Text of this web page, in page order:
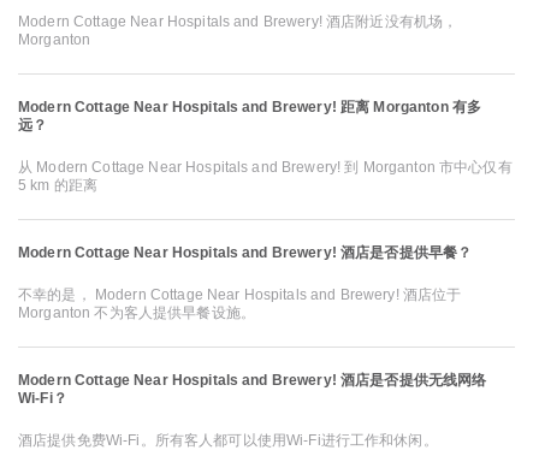
Modern Cottage Near Hospitals and Brewery! 酒店附近没有机场，
Morganton
Modern Cottage Near Hospitals and Brewery! 距离 Morganton 有多
远？
从 Modern Cottage Near Hospitals and Brewery! 到 Morganton 市中心仅有
5 km 的距离
Modern Cottage Near Hospitals and Brewery! 酒店是否提供早餐？
不幸的是， Modern Cottage Near Hospitals and Brewery! 酒店位于
Morganton 不为客人提供早餐设施。
Modern Cottage Near Hospitals and Brewery! 酒店是否提供无线网络
Wi-Fi？
酒店提供免费Wi-Fi。所有客人都可以使用Wi-Fi进行工作和休闲。